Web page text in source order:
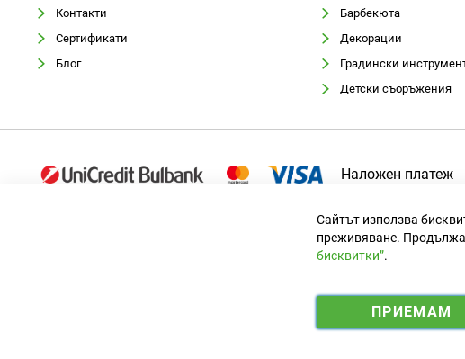
Контакти
Сертификати
Блог
Барбекюта
Декорации
Градински
Детски съоръжения
Наложен платеж
© 2025 Ogradina.bg Всички права запазени. | Обменен курс: 1.95583 лв.
Сайтът използва
преживяване.
бисквитки”.
ПРИЕМАМ